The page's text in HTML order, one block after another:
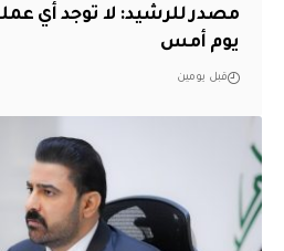
مصدر للرشيد: لا توجد أي
يوم أمس
قبل يومين